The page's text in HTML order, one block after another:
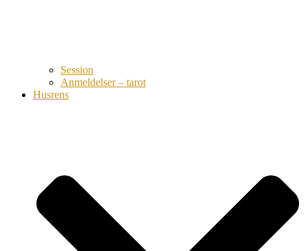
Session
Anmeldelser – tarot
Husrens